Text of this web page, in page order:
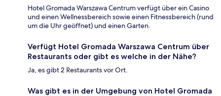
Hotel Gromada Warszawa Centrum verfügt über ein Casino
und einen Wellnessbereich sowie einen Fitnessbereich (rund
um die Uhr geöffnet) und einen Garten.
Verfügt Hotel Gromada Warszawa Centrum über
Restaurants oder gibt es welche in der Nähe?
Ja, es gibt 2 Restaurants vor Ort.
Was gibt es in der Umgebung von Hotel Gromada